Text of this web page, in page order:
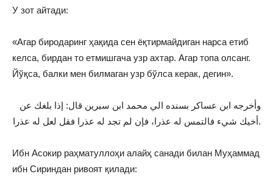
У зот айтади:
«Агар биродаринг ҳақида сен ёқтирмайдиган нарса етиб
келса, бирдан то етмишгача узр ахтар. Агар топа олсанг.
Йўқса, балки мен билмаган узр бўлса керак, дегин».
وأخرجه ابن عساكر بسنده الي محمد ابن سيرين قال: إذا بلغك عن
أخيك شيء فالتمس له عذرا، فإن لم تجد له عذرا فقل لعل له عذرا.
Ибн Асокир раҳматуллоҳи алайҳ санади билан Муҳаммад
ибн Сириндан ривоят қилади: